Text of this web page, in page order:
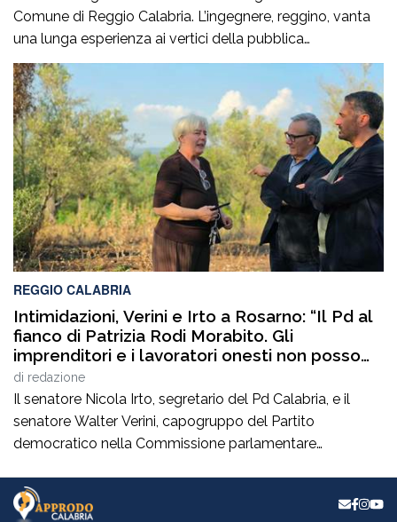
Comune di Reggio Calabria. L’ingegnere, reggino, vanta
una lunga esperienza ai vertici della pubblica
amministrazione e della gestione delle infrastrutture in
Calabria ed in Sicilia. È stato Vice Direttore regionale
Anas Sicilia, Capo Compartimento Anas Calabria,
Direttore generale della Regione Calabria e Direttore
generale della ItalConsult Spa, […]
REGGIO CALABRIA
Intimidazioni, Verini e Irto a Rosarno: “Il Pd al
fianco di Patrizia Rodi Morabito. Gli
imprenditori e i lavoratori onesti non posso
essere lasciati da soli”
di redazione
Il senatore Nicola Irto, segretario del Pd Calabria, e il
senatore Walter Verini, capogruppo del Partito
democratico nella Commissione parlamentare
imprenditrice agricola di Rosarno (Rc) la cui azienda è
stata più volte colpita da incendi, furti e danneggiamenti.